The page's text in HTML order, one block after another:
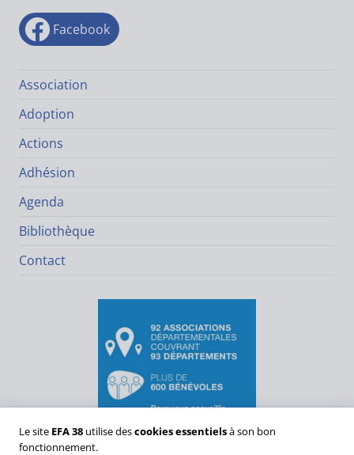
Facebook
Association
Adoption
Actions
Adhésion
Agenda
Bibliothèque
Contact
Le site EFA 38 utilise descookies essentielsà son bon
fonctionnement.